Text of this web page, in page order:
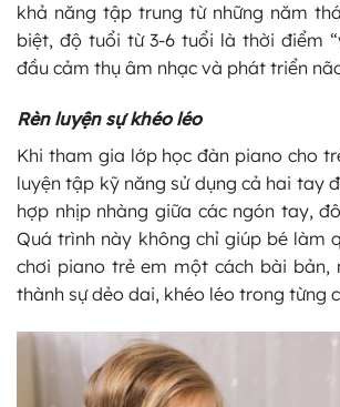
khả năng tập trung từ những năm
biệt, độ tuổi từ 3-6 tuổi là thời điểm
đầu cảm thụ âm nhạc và phát triển
Rèn luyện sự khéo léo
Khi tham gia lớp học đàn piano cho
luyện tập kỹ năng sử dụng cả hai tay
hợp nhịp nhàng giữa các ngón tay,
Quá trình này không chỉ giúp bé làm
chơi piano trẻ em một cách bài bản,
thành sự dẻo dai, khéo léo trong từng